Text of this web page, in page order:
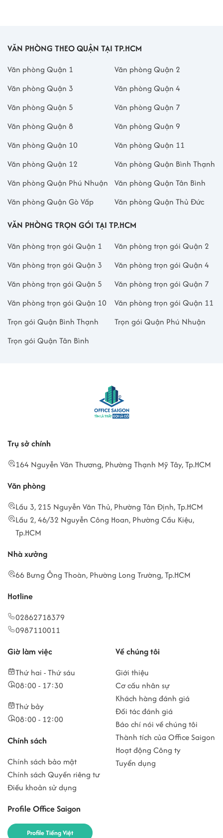
VĂN PHÒNG THEO QUẬN TẠI TP.HCM
Văn phòng Quận 1
Văn phòng Quận 2
Văn phòng Quận 3
Văn phòng Quận 4
Văn phòng Quận 5
Văn phòng Quận 7
Văn phòng Quận 8
Văn phòng Quận 9
Văn phòng Quận 10
Văn phòng Quận 11
Văn phòng Quận 12
Văn phòng Quận Bình Thạnh
Văn phòng Quận Phú Nhuận
Văn phòng Quận Tân Bình
Văn phòng Quận Gò Vấp
Văn phòng Quận Thủ Đức
VĂN PHÒNG TRỌN GÓI TẠI TP.HCM
Văn phòng trọn gói Quận 1
Văn phòng trọn gói Quận 2
Văn phòng trọn gói Quận 3
Văn phòng trọn gói Quận 4
Văn phòng trọn gói Quận 5
Văn phòng trọn gói Quận 7
Văn phòng trọn gói Quận 10
Văn phòng trọn gói Quận 11
Trọn gói Quận Bình Thạnh
Trọn gói Quận Phú Nhuận
Trọn gói Quận Tân Bình
Trụ sở chính
164 Nguyễn Văn Thương, Phường Thạnh Mỹ Tây, Tp.HCM
Văn phòng
Lầu 3, 215 Nguyễn Văn Thủ, Phường Tân Định, Tp.HCM
Lầu 2, 46/32 Nguyễn Công Hoan, Phường Cầu Kiệu,
Tp.HCM
Nhà xưởng
66 Bưng Ông Thoàn, Phường Long Trường, Tp.HCM
Hotline
02862718379
0987110011
Giờ làm việc
Thứ hai - Thứ sáu
08:00 - 17:30
Thứ bảy
08:00 - 12:00
Chính sách
Chính sách bảo mật
Chính sách Quyền riêng tư
Điều khoản sử dụng
Profile Office Saigon
Profile Tiếng Việt
Về chúng tôi
Giới thiệu
Cơ cấu nhân sự
Khách hàng đánh giá
Đối tác đánh giá
Báo chí nói về chúng tôi
Thành tích của Office Saigon
Hoạt động Công ty
Tuyển dụng